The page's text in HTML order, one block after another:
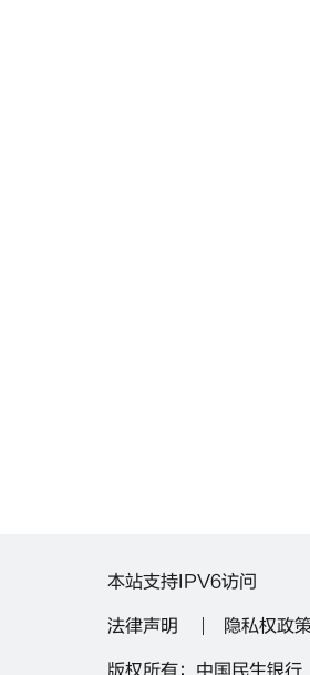
本站支持IPV6访问
法律声明 隐私权政
版权所有：中国民生